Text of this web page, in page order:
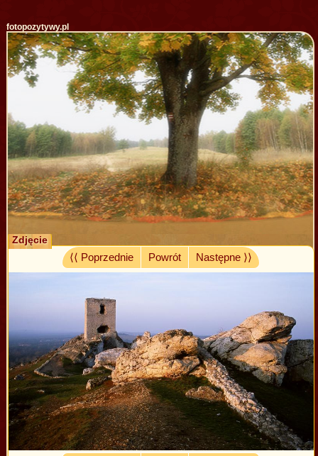
fotopozytywy.pl
Zdjęcie
⟨⟨ Poprzednie
Powrót Następne ⟩⟩